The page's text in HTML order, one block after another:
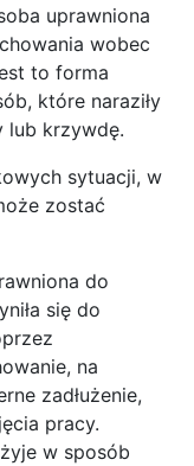
uprawniona
wobec
to forma
które naraziły
lub krzywdę.
sytuacji, w
zostać
do
się do
na
zadłużenie,
pracy.
w sposób